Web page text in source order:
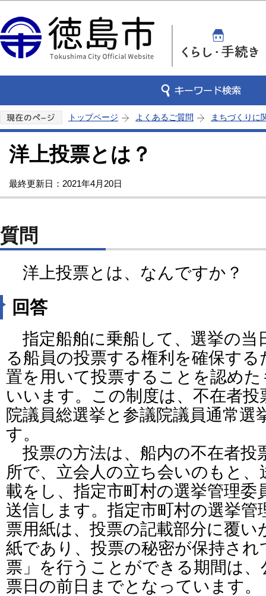
トップページ よくあるご質問 まちづくりに
洋上投票とは？
最終更新日：2021年4月20日
質問
洋上投票とは、なんですか？
回答
指定船舶に乗船して、選挙の当
る船員の投票する権利を確保す
置を用いて投票することを認め
いいます。この制度は、不在者
院議員総選挙と参議院議員通常
す。
投票の方法は、船内の不在者投
所で、立会人の立ち会いのもと
載をし、指定市町村の選挙管理
送信します。指定市町村の選挙管
票用紙は、投票の記載部分に覆
紙であり、投票の秘密が保持さ
票」を行うことができる期間は
票日の前日までとなっています。